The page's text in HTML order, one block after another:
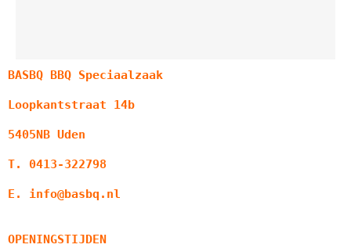
BASBQ BBQ Speciaalzaak
Loopkantstraat 14b
5405NB Uden
T. 0413-322798
E. info@basbq.nl
OPENINGSTIJDEN